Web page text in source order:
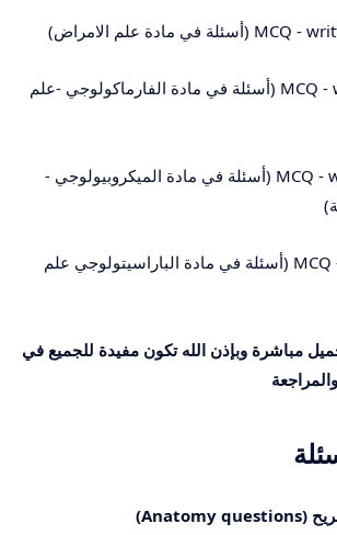
أسئلة فارما MCQ - written (أسئلة في مادة الفارماكولوجي -علم
أسئلة ميكرو MCQ - written (أسئلة في مادة الميكروبيولوجي -
أسئلة بارا MCQ - written (أسئلة في مادة الباراسيتولوجي علم
مباشرة وبإذن الله تكون مفيدة للجميع في
(
Anatomy questions
)